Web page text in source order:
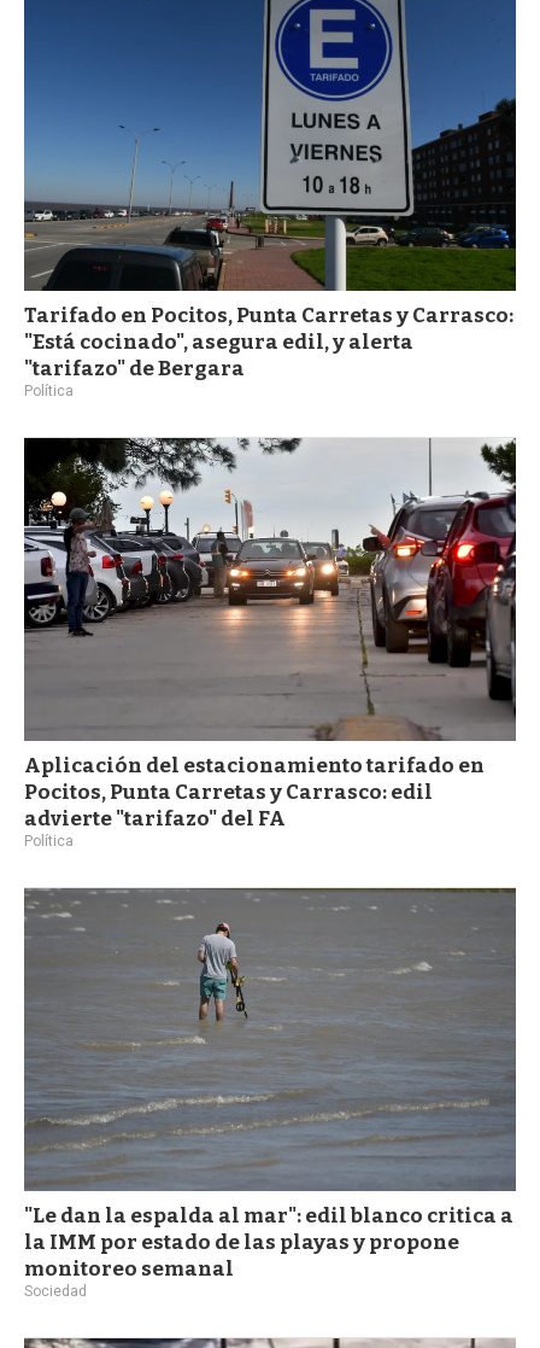
Tarifado en Pocitos, Punta Carretas y Carrasco:
"Está cocinado", asegura edil, y alerta
"tarifazo" de Bergara
Política
Aplicación del estacionamiento tarifado en
Pocitos, Punta Carretas y Carrasco: edil
advierte "tarifazo" del FA
Política
"Le dan la espalda al mar": edil blanco critica a
la IMM por estado de las playas y propone
monitoreo semanal
Sociedad